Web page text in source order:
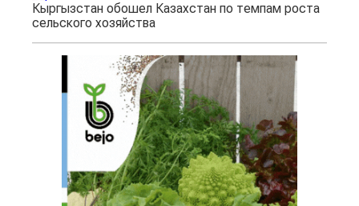
Кыргызстан обошел Казахстан по темпам роста
сельского хозяйства